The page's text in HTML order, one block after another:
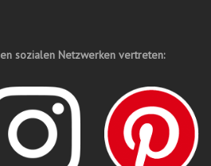
sozialen Netzwerken vertreten: